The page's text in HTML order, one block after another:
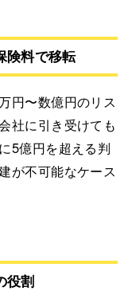
険料で移転
円〜数億円のリス
社に引き受けても
5億円を超える判
が不可能なケース
役割